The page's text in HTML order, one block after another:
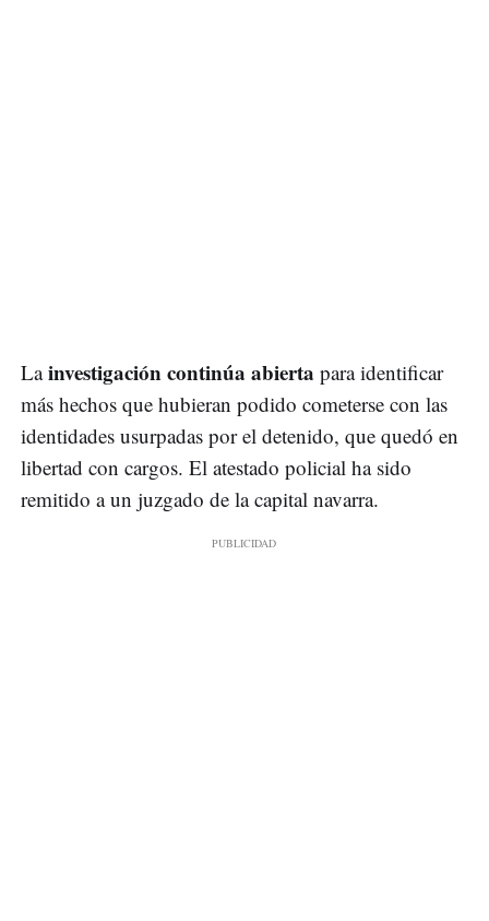
Lainvestigación continúa abierta para identificar
más hechos que hubieran podido cometerse con las
identidades usurpadas por el detenido, que quedó en
libertad con cargos. El atestado policial ha sido
remitido a un juzgado de la capital navarra.